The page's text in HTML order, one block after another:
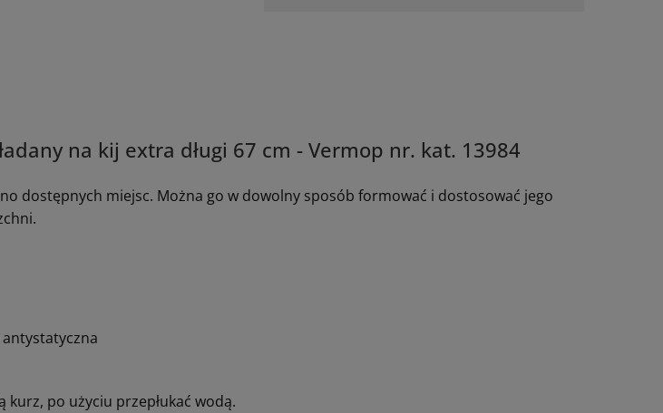
na kij extra długi 67 cm - Vermop nr. kat. 13984
dostępnych miejsc. Można go w dowolny sposób formować i dostosować jego
antystatyczna
kurz, po użyciu przepłukać wodą.